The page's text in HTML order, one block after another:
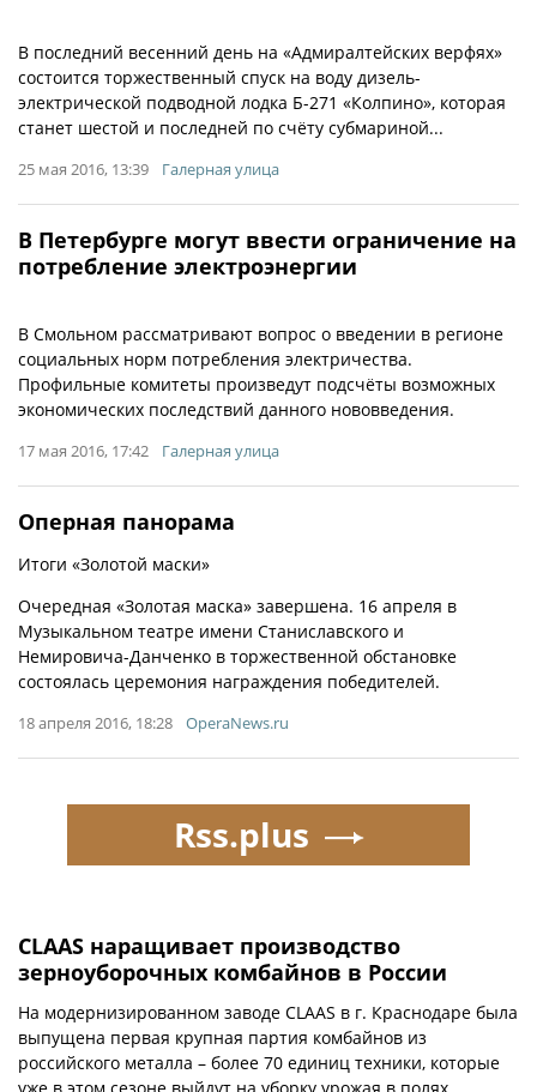
В последний весенний день на «Адмиралтейских верфях»
состоится торжественный спуск на воду дизель-
электрической подводной лодка Б-271 «Колпино», которая
станет шестой и последней по счёту субмариной...
25 мая 2016, 13:39 Галерная улица
В Петербурге могут ввести ограничение на
потребление электроэнергии
В Смольном рассматривают вопрос о введении в регионе
социальных норм потребления электричества.
Профильные комитеты произведут подсчёты возможных
экономических последствий данного нововведения.
17 мая 2016, 17:42 Галерная улица
Оперная панорама
Итоги «Золотой маски»
Очередная «Золотая маска» завершена. 16 апреля в
Музыкальном театре имени Станиславского и
Немировича-Данченко в торжественной обстановке
состоялась церемония награждения победителей.
18 апреля 2016, 18:28 OperaNews.ru
CLAAS наращивает производство
зерноуборочных комбайнов в России
На модернизированном заводе CLAAS в г. Краснодаре была
выпущена первая крупная партия комбайнов из
российского металла – более 70 единиц техники, которые
Rss.plus